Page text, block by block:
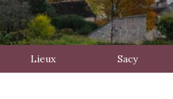
Lieux Sacy